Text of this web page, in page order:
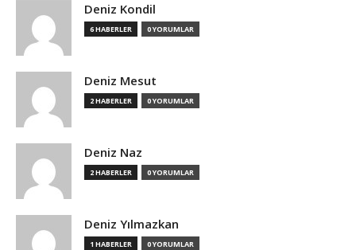
Deniz Kondil
6 HABERLER 0 YORUMLAR
Deniz Mesut
2 HABERLER 0 YORUMLAR
Deniz Naz
2 HABERLER 0 YORUMLAR
Deniz Yılmazkan
1 HABERLER 0 YORUMLAR